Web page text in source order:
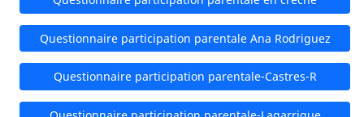
Questionnaire participation parentale Ana Rodriguez
Questionnaire participation parentale-Castres-R